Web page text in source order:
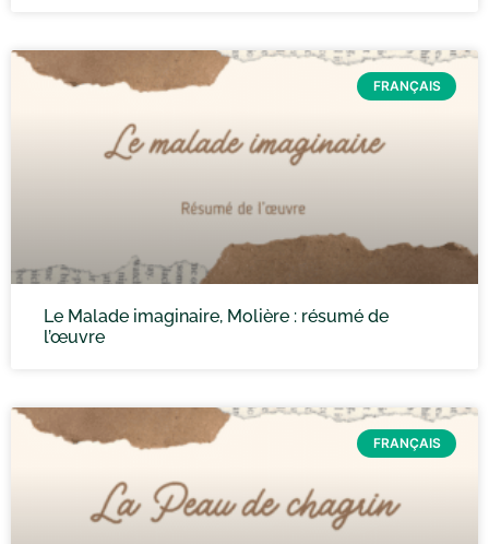
FRANÇAIS
Le Malade imaginaire, Molière : résumé de
l’œuvre
FRANÇAIS